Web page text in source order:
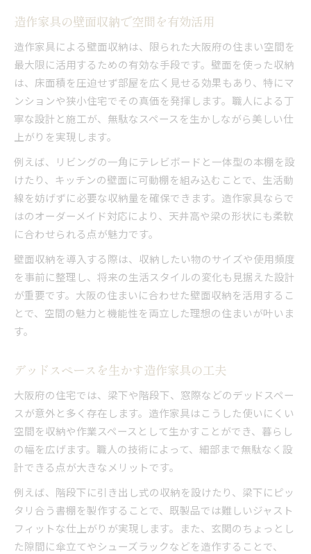
造作家具の壁面収納で空間を有効活用
造作家具による壁面収納は、限られた大阪府の住まい空間を
最大限に活用するための有効な手段です。壁面を使った収納
は、床面積を圧迫せず部屋を広く見せる効果もあり、特にマ
ンションや狭小住宅でその真価を発揮します。職人による丁
寧な設計と施工が、無駄なスペースを生かしながら美しい仕
上がりを実現します。
例えば、リビングの一角にテレビボードと一体型の本棚を設
けたり、キッチンの壁面に可動棚を組み込むことで、生活動
線を妨げずに必要な収納量を確保できます。造作家具ならで
はのオーダーメイド対応により、天井高や梁の形状にも柔軟
に合わせられる点が魅力です。
壁面収納を導入する際は、収納したい物のサイズや使用頻度
を事前に整理し、将来の生活スタイルの変化も見据えた設計
が重要です。大阪の住まいに合わせた壁面収納を活用するこ
とで、空間の魅力と機能性を両立した理想の住まいが叶いま
す。
デッドスペースを生かす造作家具の工夫
大阪府の住宅では、梁下や階段下、窓際などのデッドスペー
スが意外と多く存在します。造作家具はこうした使いにくい
空間を収納や作業スペースとして生かすことができ、暮らし
の幅を広げます。職人の技術によって、細部まで無駄なく設
計できる点が大きなメリットです。
例えば、階段下に引き出し式の収納を設けたり、梁下にピッ
タリ合う書棚を製作することで、既製品では難しいジャスト
フィットな仕上がりが実現します。また、玄関のちょっとし
た隙間に傘立てやシューズラックなどを造作することで、